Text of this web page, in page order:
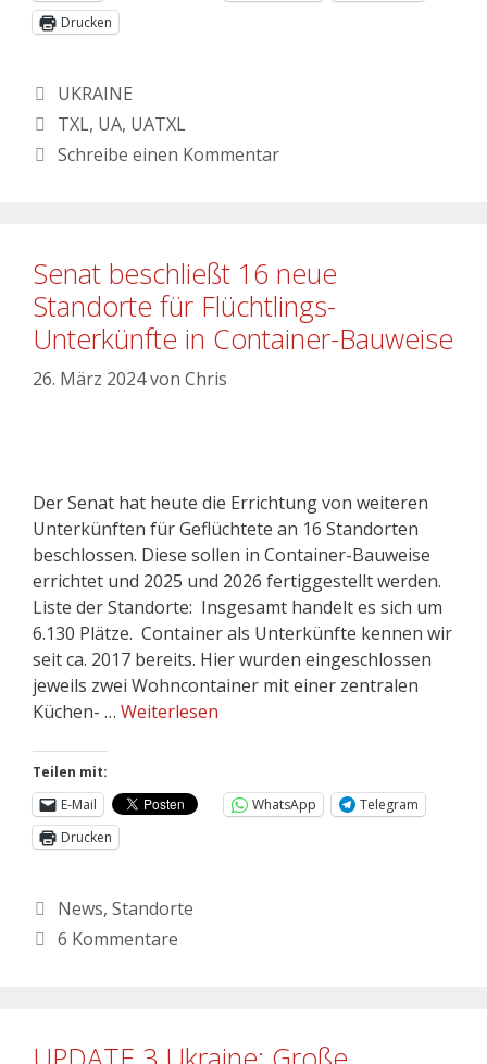
Drucken
UKRAINE
TXL, UA, UATXL
Schreibe einen Kommentar
Senat beschließt 16 neue
Standorte für Flüchtlings-
Unterkünfte in Container-Bauweise
26. März 2024von Chris
Der Senat hat heute die Errichtung von weiteren
Unterkünften für Geflüchtete an 16 Standorten
beschlossen. Diese sollen in Container-Bauweise
errichtet und 2025 und 2026 fertiggestellt werden.
Liste der Standorte: Insgesamt handelt es sich um
6.130 Plätze. Container als Unterkünfte kennen wir
seit ca. 2017 bereits. Hier wurden eingeschlossen
jeweils zwei Wohncontainer mit einer zentralen
Küchen- … Weiterlesen
Teilen mit:
E-Mail
WhatsApp
Telegram
Drucken
News, Standorte
6 Kommentare